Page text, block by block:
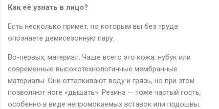
Как её узнать в лицо?
Есть несколько примет, по которым вы без труда
опознаете демисезонную пару.
Во-первых, материал. Чаще всего это кожа, нубук или
современные высокотехнологичные мембранные
материалы. Они отталкивают воду и грязь, но при этом
позволяют ноге «дышать». Резина — тоже частый гость,
особенно в виде непромокаемых вставок или подошвы.